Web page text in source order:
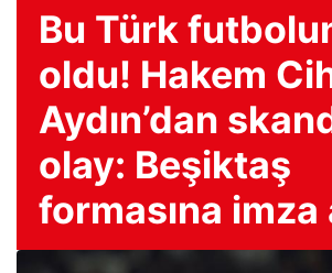
Bu Türk
oldu! Hakem
Aydın’dan
olay: Beşiktaş
formasına imza